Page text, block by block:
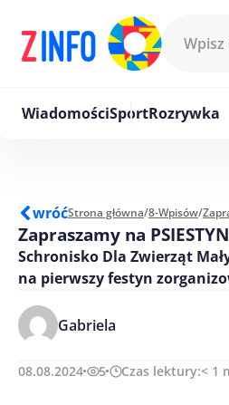
WiadomościSportRozrywka
wróćStrona główna/8-Wpisów/
Zapraszamy na PSIESTYN
Schronisko Dla Zwierząt
na pierwszy festyn
Gabriela
08.08.2024 5 Czas lektury:< 1